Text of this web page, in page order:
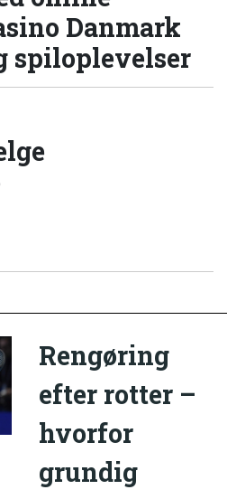
Danmark
spiloplevelser
Rengøring
efter rotter –
hvorfor
grundig